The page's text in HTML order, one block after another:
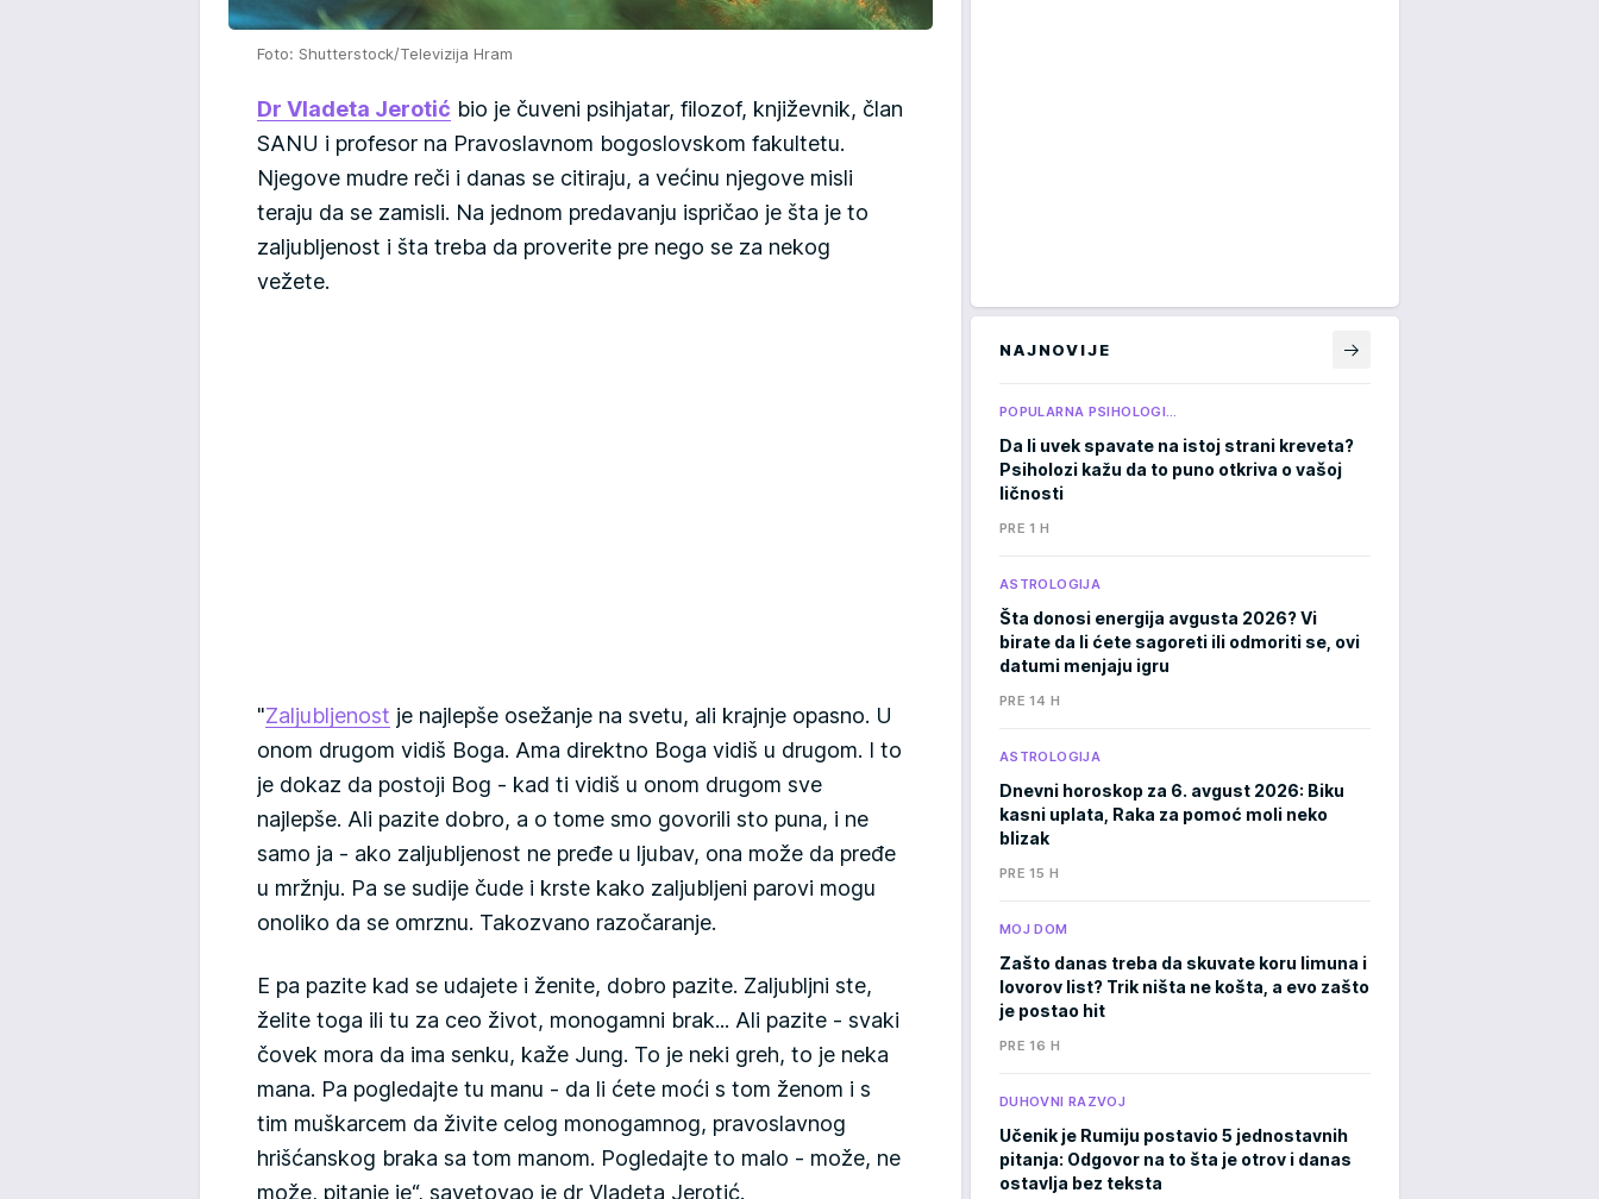
Foto: Shutterstock/Televizija Hram
Dr Vladeta Jerotić bio je čuveni psihjatar, filozof, književnik, član
SANU i profesor na Pravoslavnom bogoslovskom fakultetu.
Njegove mudre reči i danas se citiraju, a većinu njegove misli
teraju da se zamisli. Na jednom predavanju ispričao je šta je to
zaljubljenost i šta treba da proverite pre nego se za nekog
vežete.
"Zaljubljenost je najlepše osežanje na svetu, ali krajnje opasno. U
onom drugom vidiš Boga. Ama direktno Boga vidiš u drugom. I to
je dokaz da postoji Bog - kad ti vidiš u onom drugom sve
najlepše. Ali pazite dobro, a o tome smo govorili sto puna, i ne
samo ja - ako zaljubljenost ne pređe u ljubav, ona može da pređe
u mržnju. Pa se sudije čude i krste kako zaljubljeni parovi mogu
onoliko da se omrznu. Takozvano razočaranje.
E pa pazite kad se udajete i ženite, dobro pazite. Zaljubljni ste,
želite toga ili tu za ceo život, monogamni brak... Ali pazite - svaki
čovek mora da ima senku, kaže Jung. To je neki greh, to je neka
mana. Pa pogledajte tu manu - da li ćete moći s tom ženom i s
tim muškarcem da živite celog monogamnog, pravoslavnog
hrišćanskog braka sa tom manom. Pogledajte to malo - može, ne
može, pitanje je“, savetovao je dr Vladeta Jerotić.
NAJNOVIJE
POPULARNA PSIHOLOGI…
Da li uvek spavate na istoj strani kreveta?
Psiholozi kažu da to puno otkriva o vašoj
ličnosti
PRE 1 H
ASTROLOGIJA
Šta donosi energija avgusta 2026? Vi
birate da li ćete sagoreti ili odmoriti se, ovi
datumi menjaju igru
PRE 14 H
ASTROLOGIJA
Dnevni horoskop za 6. avgust 2026: Biku
kasni uplata, Raka za pomoć moli neko
blizak
PRE 15 H
MOJ DOM
Zašto danas treba da skuvate koru limuna i
lovorov list? Trik ništa ne košta, a evo zašto
je postao hit
PRE 16 H
DUHOVNI RAZVOJ
Učenik je Rumiju postavio 5 jednostavnih
pitanja: Odgovor na to šta je otrov i danas
ostavlja bez teksta